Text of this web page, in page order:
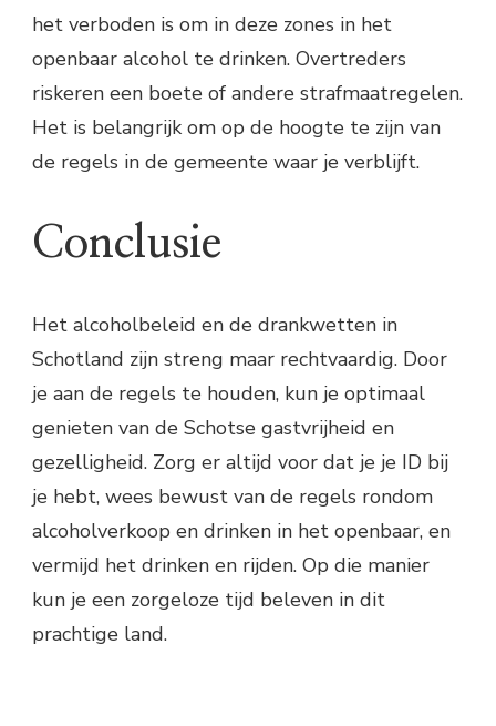
het verboden is om in deze zones in het
openbaar alcohol te drinken. Overtreders
riskeren een boete of andere strafmaatregelen.
Het is belangrijk om op de hoogte te zijn van
de regels in de gemeente waar je verblijft.
Conclusie
Het alcoholbeleid en de drankwetten in
Schotland zijn streng maar rechtvaardig. Door
je aan de regels te houden, kun je optimaal
genieten van de Schotse gastvrijheid en
gezelligheid. Zorg er altijd voor dat je je ID bij
je hebt, wees bewust van de regels rondom
alcoholverkoop en drinken in het openbaar, en
vermijd het drinken en rijden. Op die manier
kun je een zorgeloze tijd beleven in dit
prachtige land.